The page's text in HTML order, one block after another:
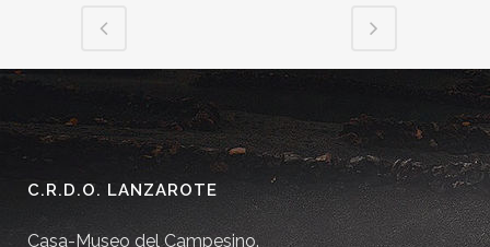
C.R.D.O. LANZAROTE
Casa-Museo del Campesino.